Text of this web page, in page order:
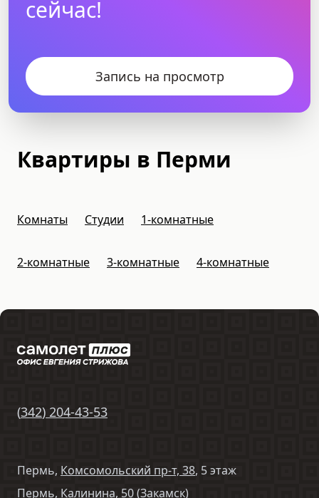
сейчас!
Запись на просмотр
Квартиры в Перми
Комнаты Студии 1-комнатные
2-комнатные 3-комнатные 4-комнатные
(342) 204-43-53
Пермь, Комсомольский пр-т, 38, 5 этаж
Пермь, Калинина, 50(Закамск)